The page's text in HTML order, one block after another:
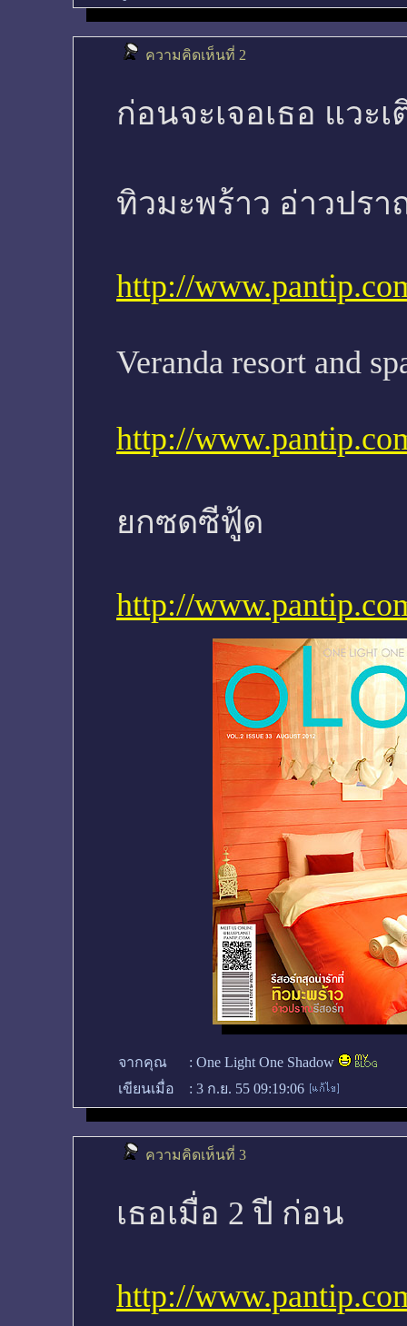
ความคิดเห็นที่ 2
ก่อนจะเจอเธอ แว
ทิวมะพร้าว อ่าวปร
http://
Veranda resort and
http://
ยกซดซีฟู้ด
http://
จากคุณ : One Light One Shadow
เขียนเมื่อ
: 3 ก.ย. 55 09:19:06
ความคิดเห็นที่ 3
เธอเมื่อ 2 ปี ก่อน
http://